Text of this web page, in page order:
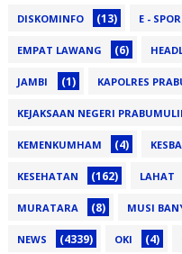
DISKOMINFO (13) E -
EMPAT LAWANG (6)
JAMBI (1) KAPOLRES
KEJAKSAAN NEGERI
KEMENKUMHAM (4)
KESEHATAN (162) LAHAT
MURATARA (8) MUSI
NEWS (4339) OKI (4)